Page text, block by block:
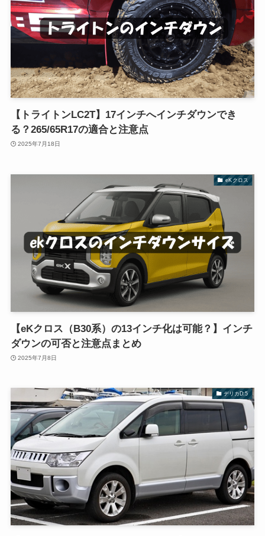
【トライトンLC2T】17インチへインチダウンでき
る？265/65R17の適合と注意点
2025年7月18日
eKクロス
【eKクロス（B30系）の13インチ化は可能？】インチ
ダウンの可否と注意点まとめ
2025年7月8日
デリカD:5